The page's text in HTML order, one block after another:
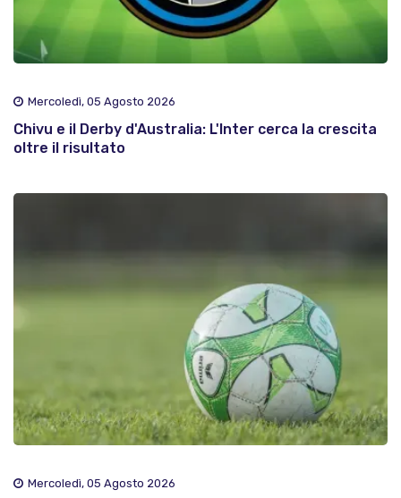
Mercoledì, 05 Agosto 2026
Chivu e il Derby d'Australia: L'Inter cerca la crescita
oltre il risultato
Mercoledì, 05 Agosto 2026